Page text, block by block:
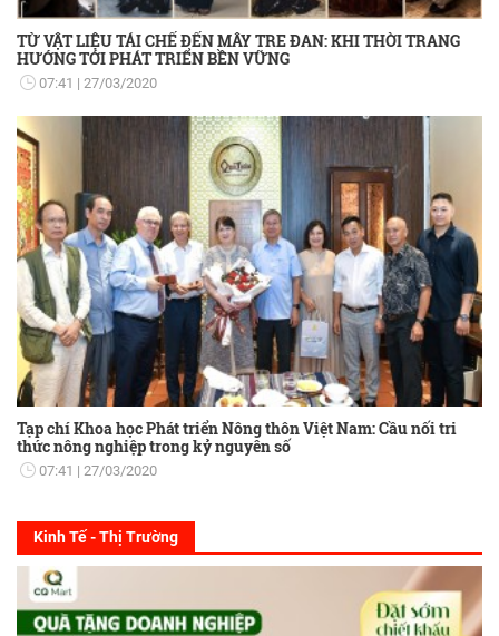
TỪ VẬT LIỆU TÁI CHẾ ĐẾN MÂY TRE ĐAN: KHI THỜI TRANG
HƯỚNG TỚI PHÁT TRIỂN BỀN VỮNG
07:41 27/03/2020
Tạp chí Khoa học Phát triển Nông thôn Việt Nam: Cầu nối tri
thức nông nghiệp trong kỷ nguyên số
07:41 27/03/2020
Kinh Tế - Thị Trường